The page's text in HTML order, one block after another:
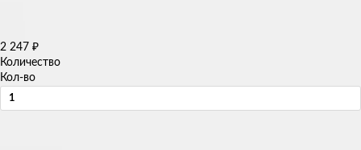
2 247 ₽
Количество
Кол-во